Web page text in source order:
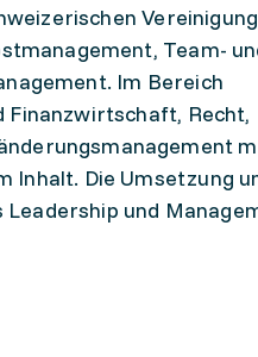
Team-
Im Bereich
Finanzwirtschaft, Recht,
Die Umsetzung
und